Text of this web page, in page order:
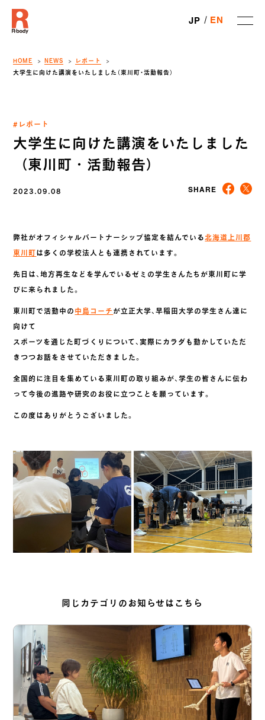
JP EN
HOME NEWS
レポート
大学生に向けた講演をいたしました（東川町・活動報告）
#レポート
大学生に向けた講演をいたしました
（東川町・活動報告）
2023.09.08 SHARE
弊社がオフィシャルパートナーシップ協定を結んでいる北海道上川郡
東川町は多くの学校法人とも連携されています。
先日は、地方再生などを学んでいるゼミの学生さんたちが東川町に学
びに来られました。
東川町で活動中の 中島コーチ が立正大学、早稲田大学の学生さん達に
向けて
スポーツを通じた町づくりについて、実際にカラダも動かしていただ
きつつお話をさせていただきました。
全国的に注目を集めている東川町の取り組みが、学生の皆さんに伝わ
って今後の進路や研究のお役に立つことを願っています。
この度はありがとうございました。
同じカテゴリのお知らせはこちら